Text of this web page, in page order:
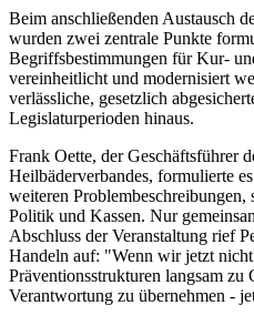
Beim anschließenden Austausch
wurden zwei zentrale Punkte
Begriffsbestimmungen für Kur-
vereinheitlicht und modernisiert
verlässliche, gesetzlich
Legislaturperioden hinaus.
Frank Oette, der Geschäftsführer
Heilbäderverbandes, formulierte
weiteren Problembeschreibungen,
Politik und Kassen. Nur
Abschluss der Veranstaltung rief
Handeln auf: "Wenn wir jetzt
Präventionsstrukturen langsam zu
Verantwortung zu übernehmen -